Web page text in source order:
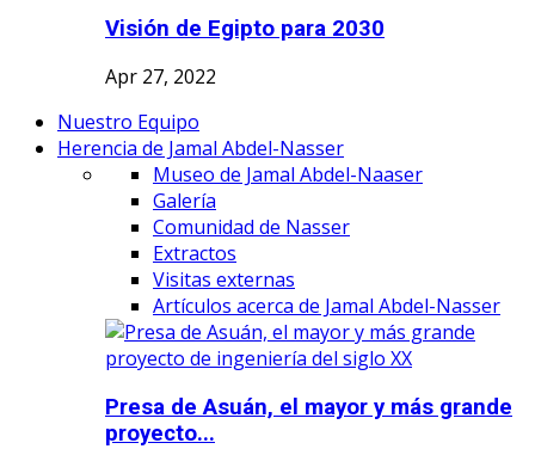
Visión de Egipto para 2030
Apr 27, 2022
Nuestro Equipo
Herencia de Jamal Abdel-Nasser
Museo de Jamal Abdel-Naaser
Galería
Comunidad de Nasser
Extractos
Visitas externas
Artículos acerca de Jamal Abdel-Nasser
Presa de Asuán, el mayor y más grande
proyecto...